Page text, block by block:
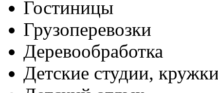
Гостиницы
Грузоперевозки
Деревообработка
Детские студии,